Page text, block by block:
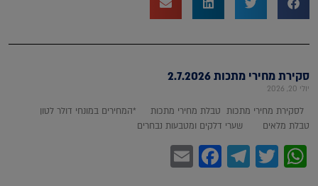
סקירת מחירי מתכות 2.7.2026
יולי 20, 2026
לסקירת מחירי מתכות טבלת מחירי מתכות *המחירים במונחי דולר לטון
טבלת מלאים שערי דלקים ומטבעות נבחרים
WhatsApp
Twitter
Telegram
Facebook